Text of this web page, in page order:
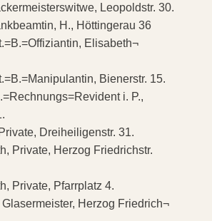
Leopoldstr. 30.
H., Höttingerau 36
Elisabeth¬
Bienerstr. 15.
i. P.,
Dreiheiligenstr. 31.
Private, Herzog Friedrichstr.
Private, Pfarrplatz 4.
Herzog Friedrich¬